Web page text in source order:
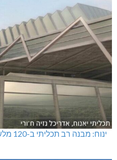
ינוח: מבנה רב תכליתי ב-120 מלש"ח